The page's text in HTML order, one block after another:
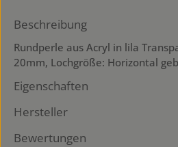
Beschreibung
Rundperle aus Acryl in lila
20mm, Lochgröße: Horizontal
Eigenschaften
Hersteller
Bewertungen